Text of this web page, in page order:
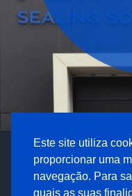
Este site utiliza
proporcionar uma
navegação. Para
quais as suas
Proteger
e
A